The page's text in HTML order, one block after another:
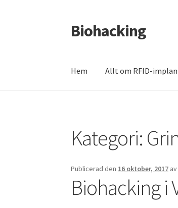
Hoppa
till
Hoppa
till
Biohacking
Hem Allt om RFID-
Mitt konto Till kassan Varukorg
Kategori:
Publicerad den 16 oktober, 2017 av
Biohacking i